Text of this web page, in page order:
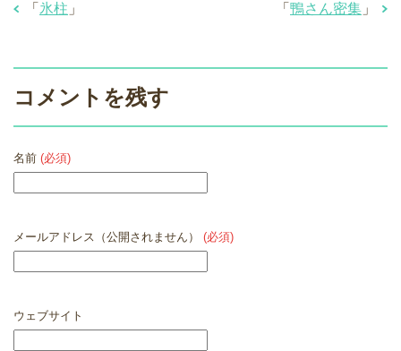
「 鴨さん密集 」
「 氷柱 」
コメントを残す
名前 (必須)
メールアドレス（公開されません） (必須)
ウェブサイト